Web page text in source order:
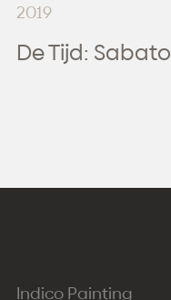
2019
De Tijd: Sabato
Indico Painting